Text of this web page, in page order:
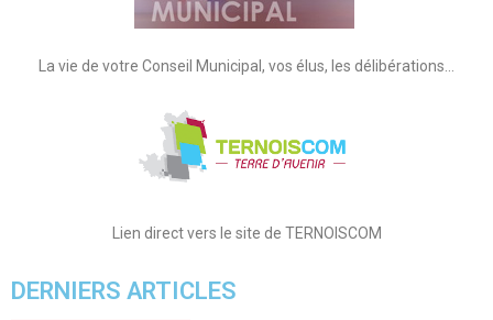
La vie de votre Conseil Municipal, vos élus, les délibérations…
Lien direct vers le site de TERNOISCOM
DERNIERS ARTICLES